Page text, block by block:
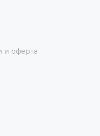
и оферта